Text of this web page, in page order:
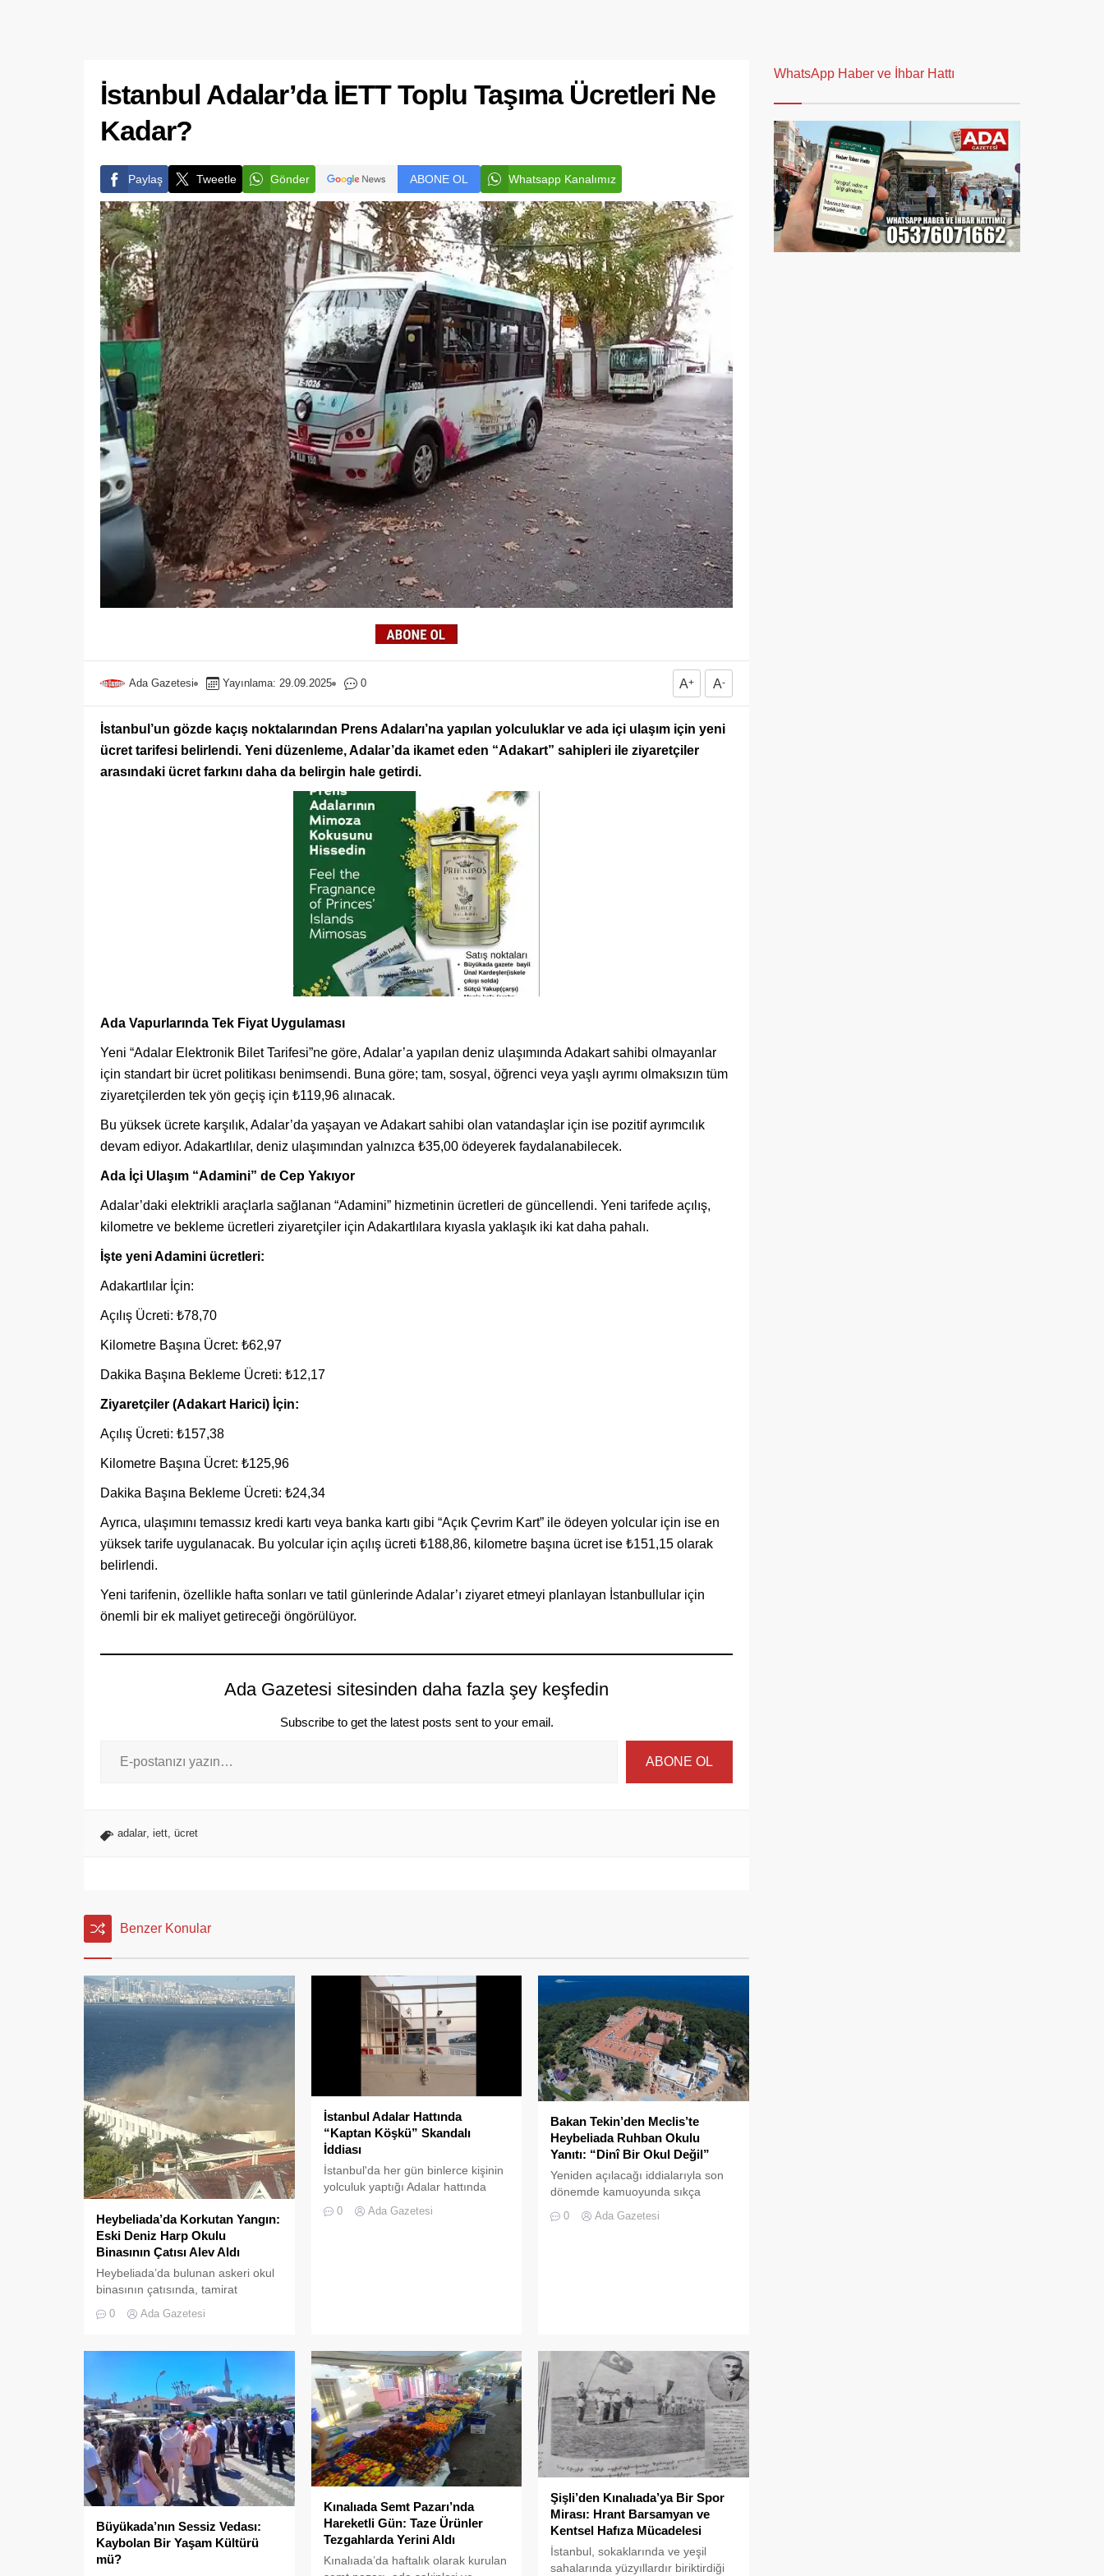
İstanbul Adalar’da İETT Toplu Taşıma Ücretleri Ne
Kadar?
Paylaş Tweetle Gönder ABONE OL Whatsapp Kanalımız
Ada Gazetesi Yayınlama: 29.09.2025 0 A+ A-
İstanbul’un gözde kaçış noktalarından Prens Adaları’na yapılan yolculuklar ve ada içi ulaşım için yeni
ücret tarifesi belirlendi. Yeni düzenleme, Adalar’da ikamet eden “Adakart” sahipleri ile ziyaretçiler
arasındaki ücret farkını daha da belirgin hale getirdi.
Ada Vapurlarında Tek Fiyat Uygulaması
Yeni “Adalar Elektronik Bilet Tarifesi”ne göre, Adalar’a yapılan deniz ulaşımında Adakart sahibi olmayanlar
için standart bir ücret politikası benimsendi. Buna göre; tam, sosyal, öğrenci veya yaşlı ayrımı olmaksızın tüm
ziyaretçilerden tek yön geçiş için ₺119,96 alınacak.
Bu yüksek ücrete karşılık, Adalar’da yaşayan ve Adakart sahibi olan vatandaşlar için ise pozitif ayrımcılık
devam ediyor. Adakartlılar, deniz ulaşımından yalnızca ₺35,00 ödeyerek faydalanabilecek.
Ada İçi Ulaşım “Adamini” de Cep Yakıyor
Adalar’daki elektrikli araçlarla sağlanan “Adamini” hizmetinin ücretleri de güncellendi. Yeni tarifede açılış,
kilometre ve bekleme ücretleri ziyaretçiler için Adakartlılara kıyasla yaklaşık iki kat daha pahalı.
İşte yeni Adamini ücretleri:
Adakartlılar İçin:
Açılış Ücreti: ₺78,70
Kilometre Başına Ücret: ₺62,97
Dakika Başına Bekleme Ücreti: ₺12,17
Ziyaretçiler (Adakart Harici) İçin:
Açılış Ücreti: ₺157,38
Kilometre Başına Ücret: ₺125,96
Dakika Başına Bekleme Ücreti: ₺24,34
Ayrıca, ulaşımını temassız kredi kartı veya banka kartı gibi “Açık Çevrim Kart” ile ödeyen yolcular için ise en
yüksek tarife uygulanacak. Bu yolcular için açılış ücreti ₺188,86, kilometre başına ücret ise ₺151,15 olarak
belirlendi.
Yeni tarifenin, özellikle hafta sonları ve tatil günlerinde Adalar’ı ziyaret etmeyi planlayan İstanbullular için
önemli bir ek maliyet getireceği öngörülüyor.
Ada Gazetesi sitesinden daha fazla şey keşfedin
Subscribe to get the latest posts sent to your email.
ABONE OL
adalar, iett, ücret
Benzer Konular
Heybeliada’da Korkutan Yangın:
Eski Deniz Harp Okulu
Binasının Çatısı Alev Aldı
Heybeliada’da bulunan askeri okul
binasının çatısında, tamirat
Gökyüzünü kaplayan yoğun duman
ekipleri yangına hızla müdahale
0 Ada Gazetesi
İstanbul Adalar Hattında
“Kaptan Köşkü” Skandalı
İddiası
İstanbul'da her gün binlerce kişinin
yolculuk yaptığı Adalar hattında
da pes" dedirtti
0 Ada Gazetesi
Bakan Tekin’den Meclis’te
Heybeliada Ruhban Okulu
Yanıtı: “Dinî Bir Okul Değil”
Yeniden açılacağı iddialarıyla son
dönemde kamuoyunda sıkça
tartışılan Heybeliada Ruhban
Okulu, TBMM gündemine taşındı
0 Ada Gazetesi
Büyükada’nın Sessiz Vedası:
Kaybolan Bir Yaşam Kültürü
mü?
Kınalıada Semt Pazarı’nda
Hareketli Gün: Taze Ürünler
Tezgahlarda Yerini Aldı
Kınalıada’da haftalık olarak kurulan
Şişli’den Kınalıada’ya Bir Spor
Mirası: Hrant Barsamyan ve
Kentsel Hafıza Mücadelesi
İstanbul, sokaklarında ve yeşil
sahalarında yüzyıllardır biriktirdiği
WhatsApp Haber ve İhbar Hattı